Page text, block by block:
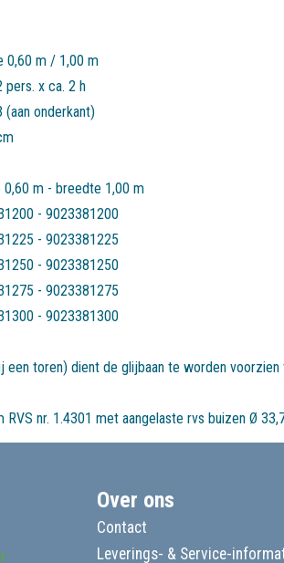
0,60 m / 1,00 m
pers. x ca. 2 h
(aan onderkant)
0,60 m - breedte 1,00 m
- 9023381200
- 9023381225
- 9023381250
- 9023381275
- 9023381300
een toren) dient de glijbaan te worden voorzien
RVS nr. 1.4301 met aangelaste rvs buizen Ø
Over ons
Contact
Leverings- & Service-